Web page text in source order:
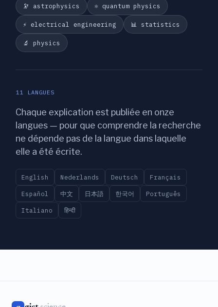
🔭 astrophysics ⚛️ quantum physics
⚡ electrical engineering 📊 statistics
🔬 physics
11 LANGUES
Chaque explication est publiée en onze
langues — pour que comprendre la recherche
ne dépende pas de la langue dans laquelle
elle a été écrite.
English Nederlands Deutsch Français
Español 中文 日本語 한국어 Português
Italiano हिन्दी